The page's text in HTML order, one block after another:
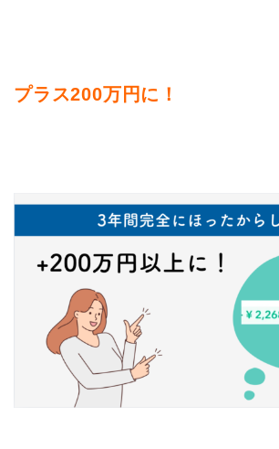
プラス200万円に！